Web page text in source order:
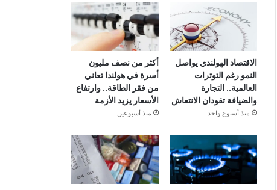
الاقتصاد الهولندي يواصل
النمو رغم التوترات
العالمية.. التجارة
والضيافة تقودان الانتعاش
منذ أسبوع واحد
أكثر من نصف مليون
أسرة في هولندا تعاني
من فقر الطاقة.. وارتفاع
الأسعار يزيد الأزمة
منذ أسبوعين